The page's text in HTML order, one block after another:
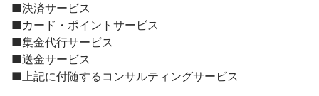
■決済サービス
■カード・ポイントサービス
■集金代行サービス
■送金サービス
■上記に付随するコンサルティングサービス